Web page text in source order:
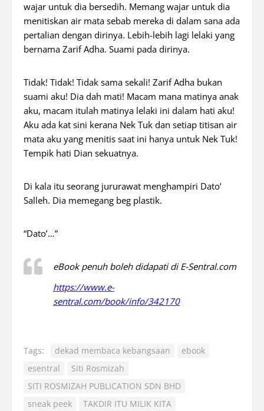
wajar untuk dia bersedih. Memang wajar untuk dia
menitiskan air mata sebab mereka di dalam sana ada
pertalian dengan dirinya. Lebih-lebih lagi lelaki yang
bernama Zarif Adha. Suami pada dirinya.
Tidak! Tidak! Tidak sama sekali! Zarif Adha bukan
suami aku! Dia dah mati! Macam mana matinya anak
aku, macam itulah matinya lelaki ini dalam hati aku!
Aku ada kat sini kerana Nek Tuk dan setiap titisan air
mata aku yang menitis saat ini hanya untuk Nek Tuk!
Tempik hati Dian sekuatnya.
Di kala itu seorang jururawat menghampiri Dato’
Salleh. Dia memegang beg plastik.
“Dato’…”
eBook penuh boleh didapati di E-Sentral.com
https://www.e-
sentral.com/book/info/342170
Tags: dekad membaca kebangsaan
ebook
esentral
Siti Rosmizah
SITI ROSMIZAH PUBLICATION SDN BHD
sneak peek
TAKDIR ITU MILIK KITA